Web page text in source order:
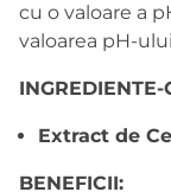
cu o valoare a
valoarea pH-
INGREDIENTE-
Extract de
BENEFICII: